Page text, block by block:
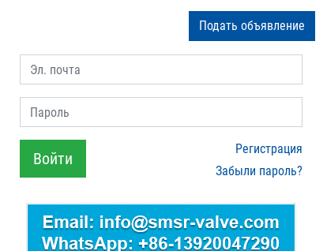
Подать объявление
Эл. почта
Пароль
Войти
Регистрация
Забыли пароль?